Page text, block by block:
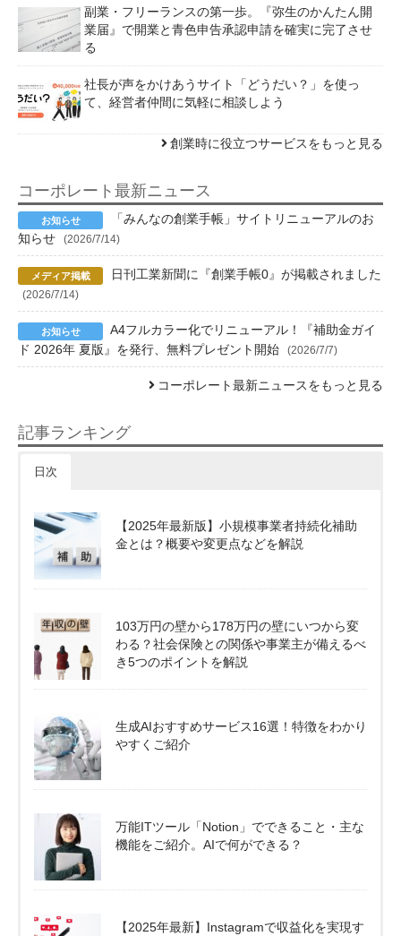
副業・フリーランスの第一歩。『弥生のかんたん開
業届』で開業と青色申告承認申請を確実に完了させ
る
社長が声をかけあうサイト「どうだい？」を使っ
て、経営者仲間に気軽に相談しよう
創業時に役立つサービスをもっと見る
コーポレート最新ニュース
「みんなの創業手帳」サイトリニューアルのお
知らせ
(2026/7/14)
日刊工業新聞に『創業手帳0』が掲載されました
(2026/7/14)
A4フルカラー化でリニューアル！『補助金ガイ
ド 2026年 夏版』を発行、無料プレゼント開始
(2026/7/7)
コーポレート最新ニュースをもっと見る
記事ランキング
日次
【2025年最新版】小規模事業者持続化補助
金とは？概要や変更点などを解説
103万円の壁から178万円の壁にいつから変
わる？社会保険との関係や事業主が備えるべ
き5つのポイントを解説
生成AIおすすめサービス16選！特徴をわかり
やすくご紹介
万能ITツール「Notion」でできること・主な
機能をご紹介。AIで何ができる？
【2025年最新】Instagramで収益化を実現す